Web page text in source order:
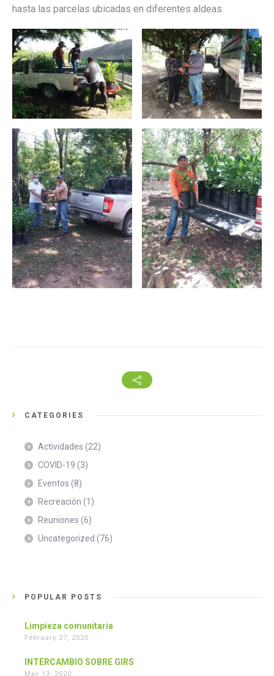
hasta las parcelas ubicadas en diferentes aldeas.
CATEGORIES
Actividades (22)
COVID-19 (3)
Eventos (8)
Recreación (1)
Reuniones (6)
Uncategorized (76)
POPULAR POSTS
Limpieza comunitaria
February 27, 2020
INTERCAMBIO SOBRE GIRS
May 13, 2020